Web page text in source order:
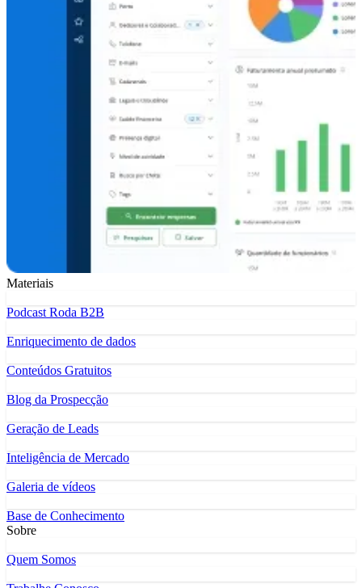
Materiais
Podcast Roda B2B
Enriquecimento de dados
Conteúdos Gratuitos
Blog da Prospecção
Geração de Leads
Inteligência de Mercado
Galeria de vídeos
Base de Conhecimento
Sobre
Quem Somos